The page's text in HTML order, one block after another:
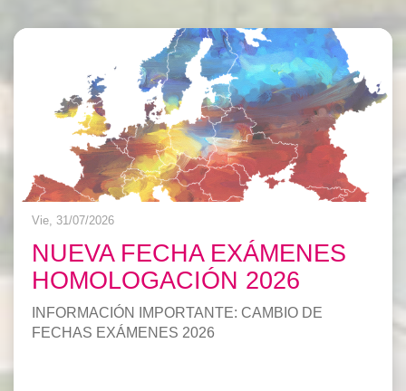
Vie, 31/07/2026
NUEVA FECHA EXÁMENES
HOMOLOGACIÓN 2026
INFORMACIÓN IMPORTANTE: CAMBIO DE
FECHAS EXÁMENES 2026